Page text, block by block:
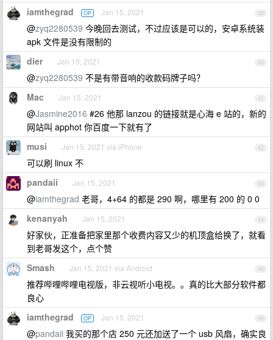
39
iamthegrad OP Jan 15, 2021
@zyq2280539 今晚回去测试，不过应该是可以的，安卓系统装
apk 文件是没有限制的
40
dier Jan 15, 2021
@zyq2280539 不是有带音响的收款码牌子吗？
41
Mac Jan 15, 2021
@Jasmine2016 #26 他那 lanzou 的链接就是心海 e 站的，新的
网站叫 apphot 你百度一下就有了
42
musi Jan 15, 2021 via iPhone
可以刷 linux 不
43
pandaii Jan 15, 2021
@iamthegrad 老哥，4+64 的都是 290 啊，哪里有 200 的 0 0
44
kenanyah Jan 15, 2021
好家伙，正准备把家里那个收费内容又少的机顶盒给换了，就看
到老哥发这个，点个赞
45
Smash Jan 15, 2021 via Android
推荐哔哩哔哩电视版，非云视听小电视。。真的比大部分软件都
良心
46
iamthegrad OP Jan 15, 2021
@pandaii 我买的那个店 250 元还加送了一个 usb 风扇，确实良